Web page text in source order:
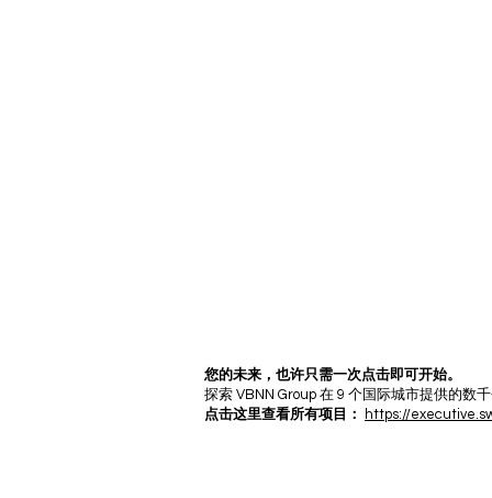
您的未来，也许只需一次点击即可开始。
探索 VBNN Group 在 9 个国际城市提供的数
点击这里查看所有项目：
https://